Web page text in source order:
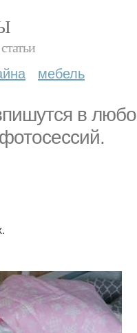
мебель
в